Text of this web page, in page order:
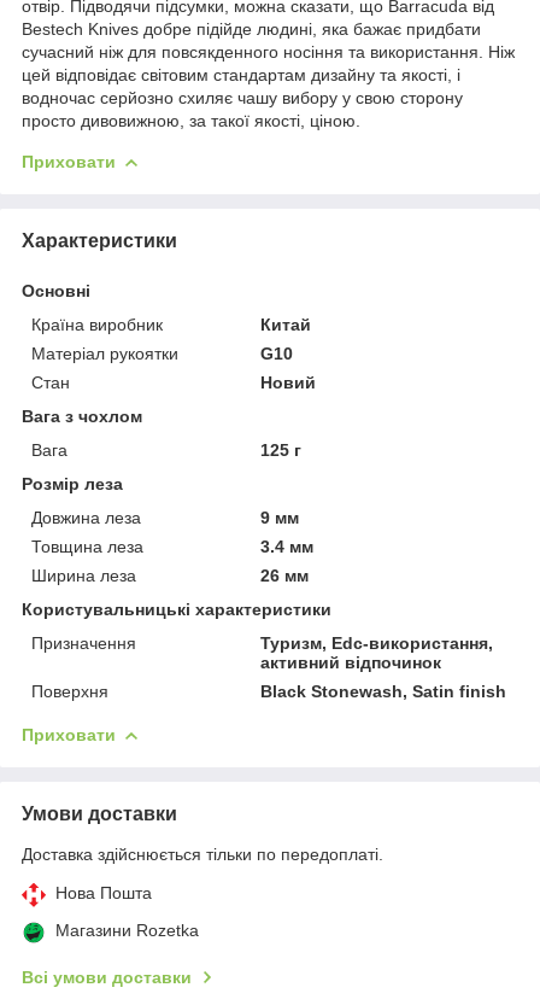
отвір. Підводячи підсумки, можна сказати, що Barracuda від
Bestech Knives добре підійде людині, яка бажає придбати
сучасний ніж для повсякденного носіння та використання. Ніж
цей відповідає світовим стандартам дизайну та якості, і
водночас серйозно схиляє чашу вибору у свою сторону
просто дивовижною, за такої якості, ціною.
Приховати
Характеристики
Основні
Країна виробник
Китай
Матеріал рукоятки
G10
Стан
Новий
Вага з чохлом
Вага
125 г
Розмір леза
Довжина леза
9 мм
Товщина леза
3.4 мм
Ширина леза
26 мм
Користувальницькі характеристики
Призначення
Туризм, Edc-використання,
активний відпочинок
Поверхня
Black Stonewash, Satin finish
Приховати
Умови доставки
Доставка здійснюється тільки по передоплаті.
Нова Пошта
Магазини Rozetka
Всі умови доставки